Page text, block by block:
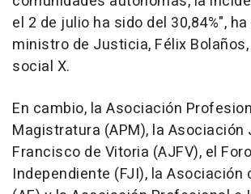
el 2 de julio ha sido del 30,84%",
ministro de Justicia, Félix
social X.
En cambio, la Asociación
Magistratura (APM), la Asociación
Francisco de Vitoria (AJFV), el
Independiente (FJI), la Asociación